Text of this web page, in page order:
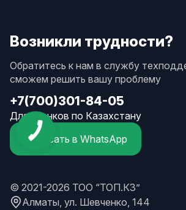
Возникли трудности?
Обратитесь к нам в службу
сможем решить вашу проблему
+7(700)301-84-05
Для звонков по Казахстану
Написать в WhatsApp
© 2021-2026 ТОО “ТОП.КЗ”
Алматы, ул. Шевченко, 144